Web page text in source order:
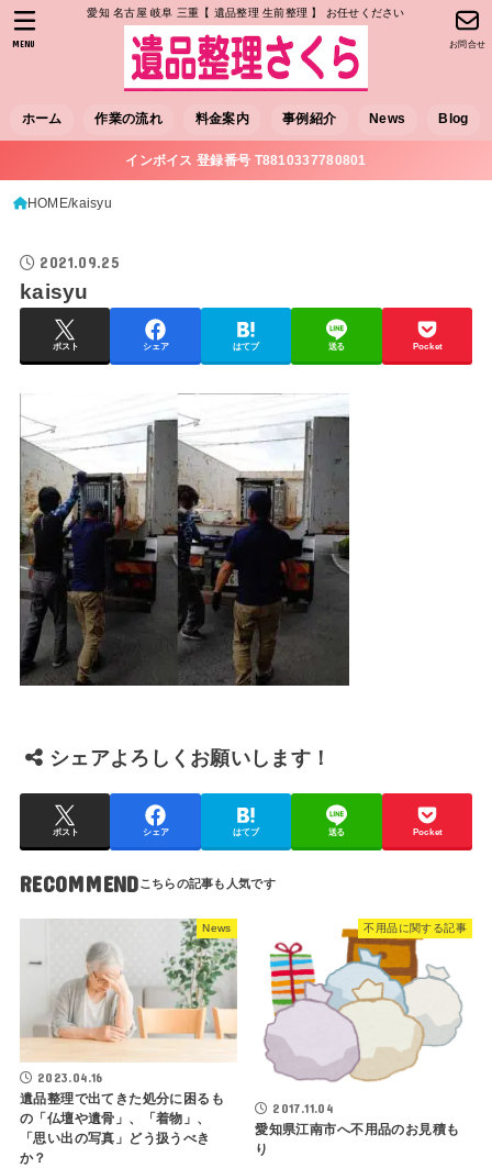
愛知 名古屋 岐阜 三重【 遺品整理 生前整理 】 お任せください
ホーム 作業の流れ 料金案内 事例紹介 News Blog
お問合せ
MENU
インボイス 登録番号 T8810337780801
HOME kaisyu
2021.09.25
kaisyu
ポスト シェア はてブ 送る Pocket
シェアよろしくお願いします！
ポスト シェア はてブ 送る Pocket
RECOMMEND
News
2023.04.16
遺品整理で出てきた処分に困るも
の「仏壇や遺骨」、「着物」、
「思い出の写真」どう扱うべき
か？
不用品に関する記事
2017.11.04
愛知県江南市へ不用品のお見積も
り